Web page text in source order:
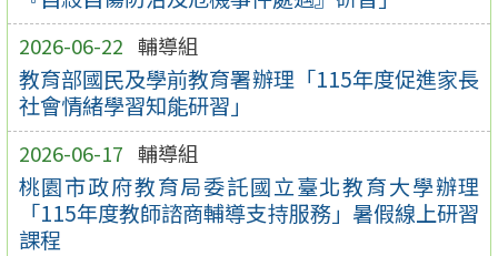
2026-06-22 輔導組
教育部國民及學前教育署辦理「115年度促進家長
社會情緒學習知能研習」
2026-06-17 輔導組
桃園市政府教育局委託國立臺北教育大學辦理
「115年度教師諮商輔導支持服務」暑假線上研習
課程